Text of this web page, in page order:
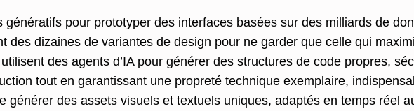
génératifs pour prototyper des interfaces basées sur des milliards de
des dizaines de variantes de design pour ne garder que celle qui
des agents d’IA pour générer des structures de code propres,
tout en garantissant une propreté technique exemplaire,
générer des assets visuels et textuels uniques, adaptés en temps réel